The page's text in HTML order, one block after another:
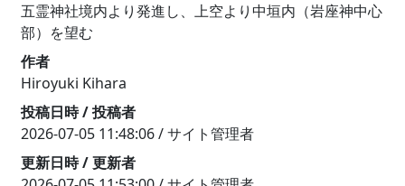
五霊神社境内より発進し、上空より中垣内（岩座神中心
部）を望む
作者
Hiroyuki Kihara
投稿日時 / 投稿者
2026-07-05 11:48:06 / サイト管理者
更新日時 / 更新者